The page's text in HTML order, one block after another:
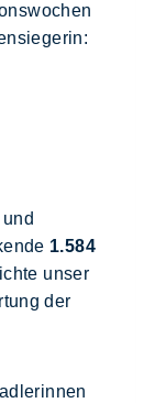
1.584
unser
der